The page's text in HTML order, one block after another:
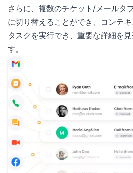
さらに、複数のチケット/メールタ
に切り替えることができ、コンテ
タスクを実行でき、重要な詳細を
す。